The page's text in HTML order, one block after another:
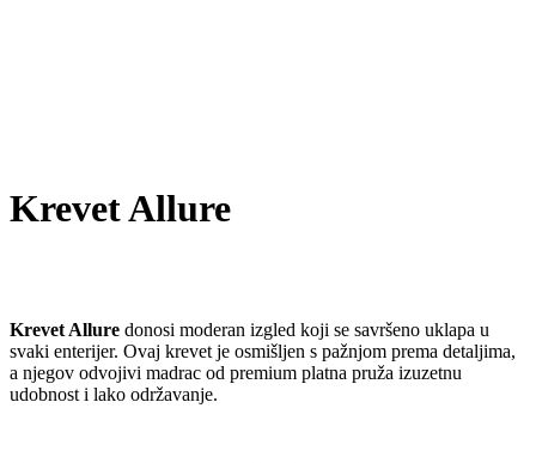
Krevet Allure
Krevet Allure donosi moderan izgled koji se savršeno uklapa u
svaki enterijer. Ovaj krevet je osmišljen s pažnjom prema detaljima,
a njegov odvojivi madrac od premium platna pruža izuzetnu
udobnost i lako održavanje.